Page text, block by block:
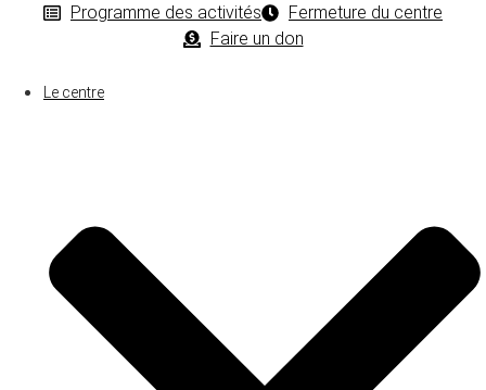
Programme des activités
Fermeture du centre
Faire un don
Le centre